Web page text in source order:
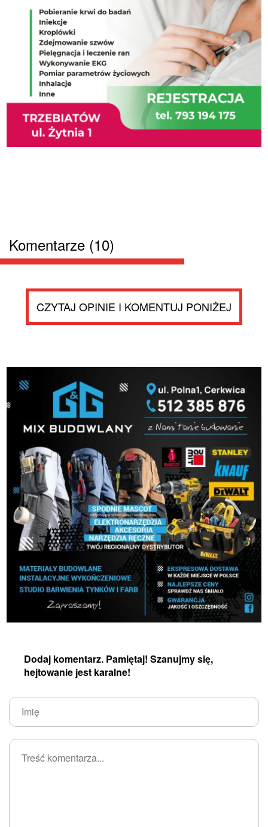
Komentarze (10)
CZYTAJ OPINIE I KOMENTUJ PONIŻEJ
Dodaj komentarz. Pamiętaj! Szanujmy się,
hejtowanie jest karalne!